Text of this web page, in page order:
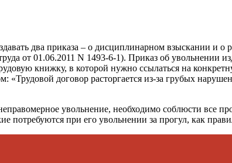
два приказа – о дисциплинарном взыскании и
от 01.06.2011 N 1493-6-1). Приказ об увольнении
книжку, в которой нужно ссылаться на
договор расторгается из-за грубых
увольнение, необходимо соблюсти все
потребуются при его увольнении за прогул, как